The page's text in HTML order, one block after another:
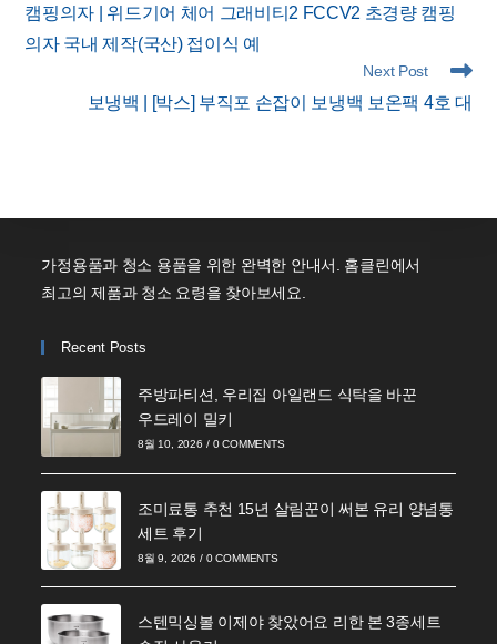
articles
캠핑의자 | 위드기어 체어 그래비티2 FCCV2 초경량 캠핑
의자 국내 제작(국산) 접이식 예
Next Post
보냉백 | [박스] 부직포 손잡이 보냉백 보온팩 4호 대
가정용품과 청소 용품을 위한 완벽한 안내서. 홈클린에서
최고의 제품과 청소 요령을 찾아보세요.
Recent Posts
주방파티션, 우리집 아일랜드 식탁을 바꾼
우드레이 밀키
8월 10, 2026 / 0 COMMENTS
조미료통 추천 15년 살림꾼이 써본 유리 양념통
세트 후기
8월 9, 2026 / 0 COMMENTS
스텐믹싱볼 이제야 찾았어요 리한 본 3종세트